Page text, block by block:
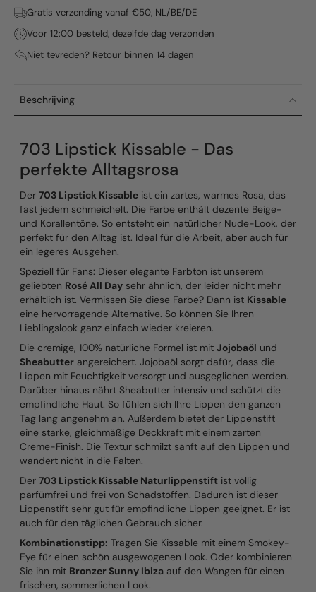
Gratis verzending vanaf €50, NL/BE/DE
Voor 12:00 besteld, dezelfde dag verzonden
Niet tevreden? Retour binnen 14 dagen
Beschrijving
703 Lipstick Kissable - Das
perfekte Alltagsrosa
Der 703 Lipstick Kissable ist ein zartes, warmes Rosa, das
fast jedem schmeichelt. Die Farbe enthält dezente Beige-
und Korallentöne. So entsteht ein natürlicher Nude-Look, der
perfekt für den Alltag ist. Ideal für die Arbeit, aber auch für
ein legeres Ausgehen.
Speziell für Fans: Dieser elegante Farbton ist unserem
geliebten Rosé All Day sehr ähnlich, der leider nicht mehr
erhältlich ist. Vermissen Sie diese Farbe? Dann ist Kissable
eine hervorragende Alternative. So können Sie Ihren
Lieblingslook ganz einfach wieder kreieren.
Die cremige, 100% natürliche Formel ist mit Jojobaöl und
Sheabutter angereichert. Jojobaöl sorgt dafür, dass die
Lippen mit Feuchtigkeit versorgt und ausgeglichen werden.
Darüber hinaus nährt Sheabutter intensiv und schützt die
empfindliche Haut. So fühlen sich Ihre Lippen den ganzen
Tag lang angenehm an. Außerdem bietet der Lippenstift
eine starke, gleichmäßige Deckkraft mit einem zarten
Creme-Finish. Die Textur schmilzt sanft auf den Lippen und
wandert nicht in die Falten.
Der 703 Lipstick Kissable Naturlippenstift ist völlig
parfümfrei und frei von Schadstoffen. Dadurch ist dieser
Lippenstift sehr gut für empfindliche Lippen geeignet. Er ist
auch für den täglichen Gebrauch sicher.
Kombinationstipp: Tragen Sie Kissable mit einem Smokey-
Eye für einen schön ausgewogenen Look. Oder kombinieren
Sie ihn mit Bronzer Sunny Ibiza auf den Wangen für einen
frischen, sommerlichen Look.